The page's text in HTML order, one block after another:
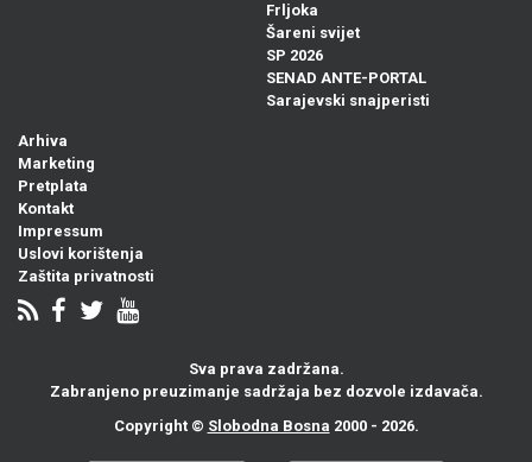
Frljoka
Šareni svijet
SP 2026
SENAD ANTE-PORTAL
Sarajevski snajperisti
Arhiva
Marketing
Pretplata
Kontakt
Impressum
Uslovi korištenja
Zaštita privatnosti
Sva prava zadržana.
Zabranjeno preuzimanje sadržaja bez dozvole izdavača.
Copyright © Slobodna Bosna 2000 - 2026.